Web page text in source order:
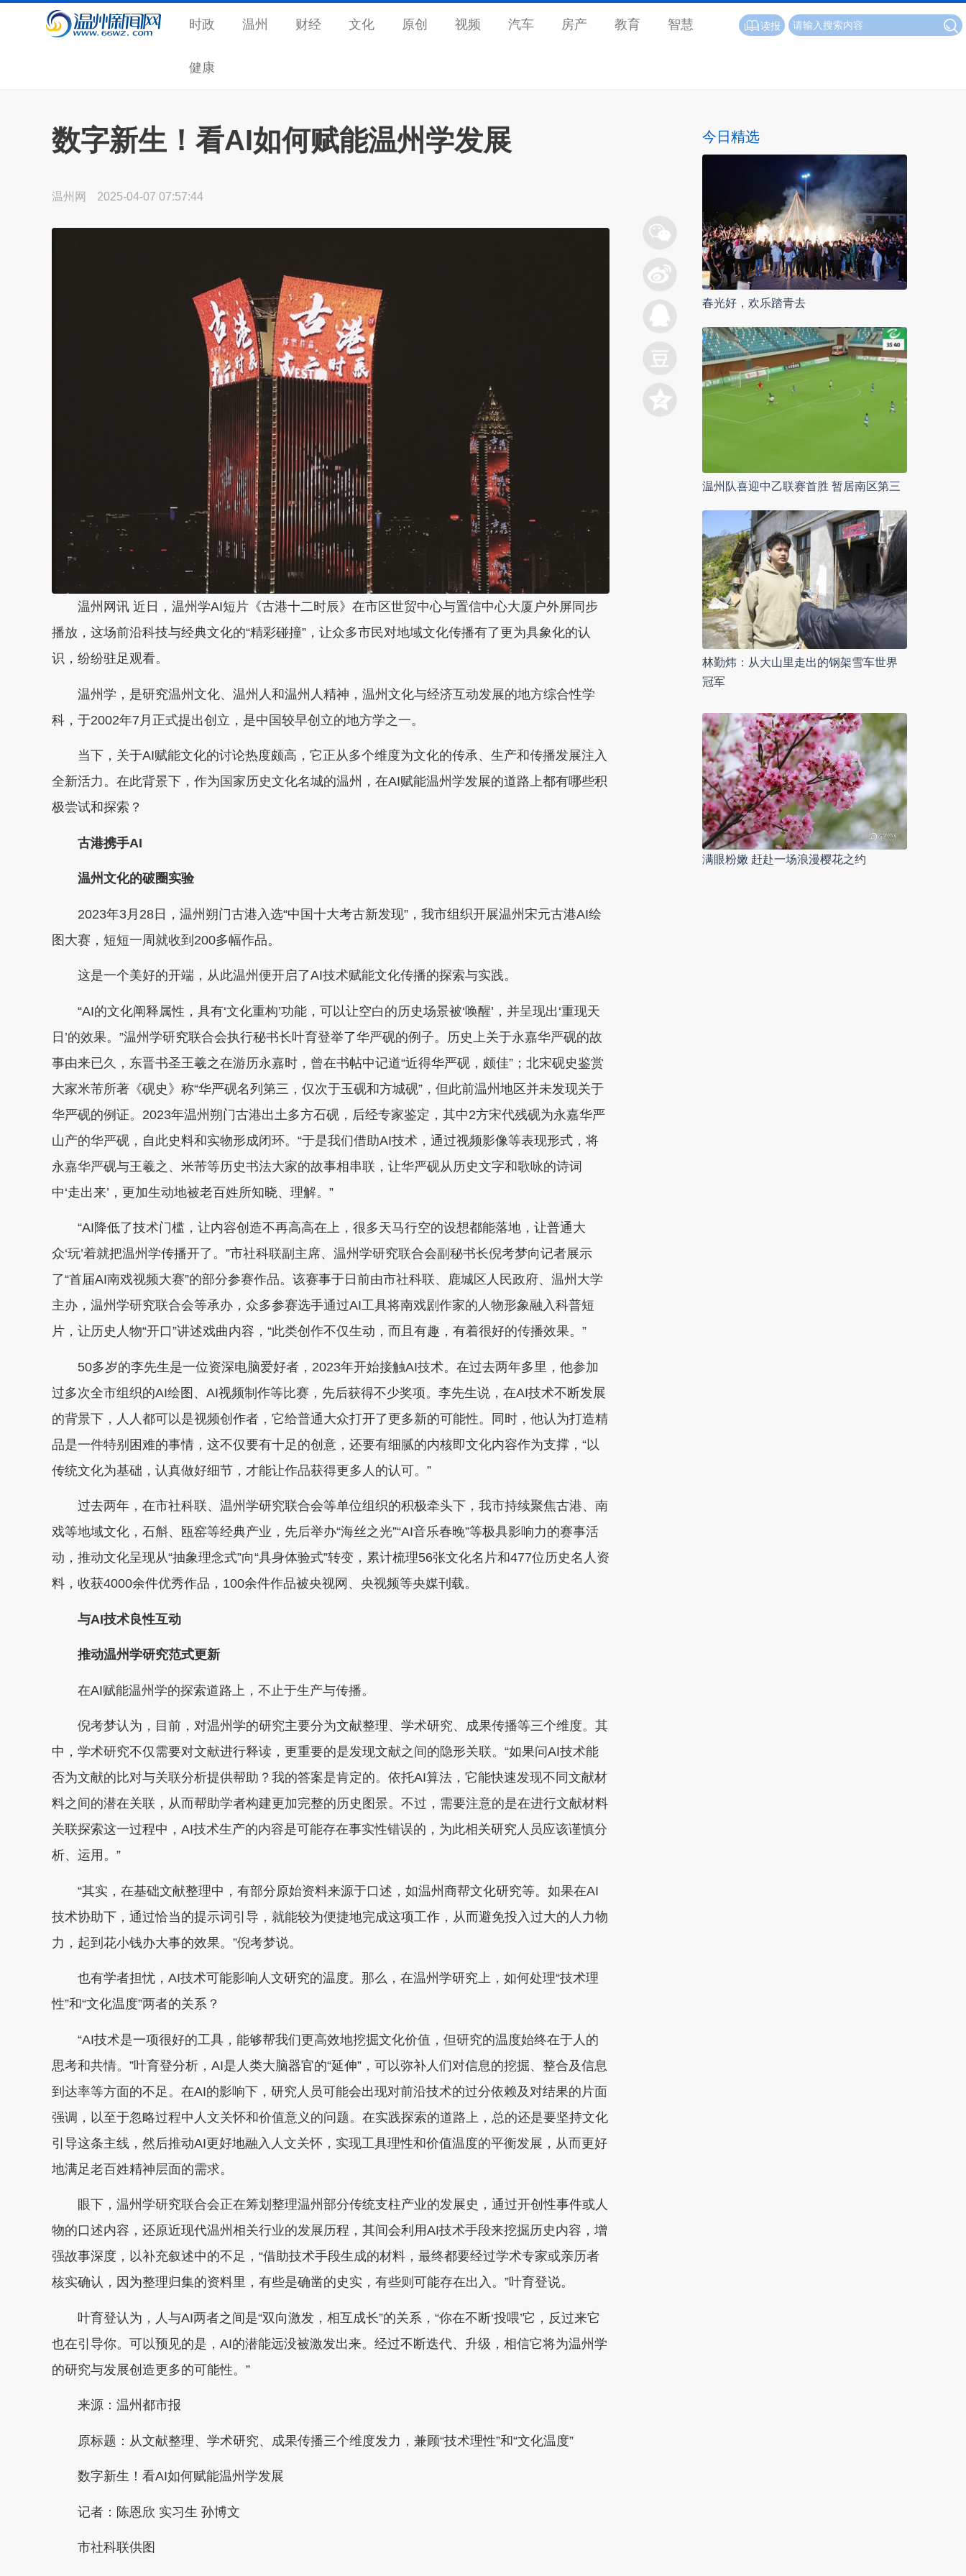
时政 温州 财经 文化 原创 视频 汽车 房产 教育 智慧
健康
读报
数字新生！看AI如何赋能温州学发展
温州网 2025-04-07 07:57:44
温州网讯 近日，温州学AI短片《古港十二时辰》在市区世贸中心与置信中心大厦户外屏同步
播放，这场前沿科技与经典文化的“精彩碰撞”，让众多市民对地域文化传播有了更为具象化的认
识，纷纷驻足观看。
温州学，是研究温州文化、温州人和温州人精神，温州文化与经济互动发展的地方综合性学
科，于2002年7月正式提出创立，是中国较早创立的地方学之一。
当下，关于AI赋能文化的讨论热度颇高，它正从多个维度为文化的传承、生产和传播发展注入
全新活力。在此背景下，作为国家历史文化名城的温州，在AI赋能温州学发展的道路上都有哪些积
极尝试和探索？
古港携手AI
温州文化的破圈实验
2023年3月28日，温州朔门古港入选“中国十大考古新发现”，我市组织开展温州宋元古港AI绘
图大赛，短短一周就收到200多幅作品。
这是一个美好的开端，从此温州便开启了AI技术赋能文化传播的探索与实践。
“AI的文化阐释属性，具有‘文化重构’功能，可以让空白的历史场景被‘唤醒’，并呈现出‘重现天
日’的效果。”温州学研究联合会执行秘书长叶育登举了华严砚的例子。历史上关于永嘉华严砚的故
事由来已久，东晋书圣王羲之在游历永嘉时，曾在书帖中记道“近得华严砚，颇佳”；北宋砚史鉴赏
大家米芾所著《砚史》称“华严砚名列第三，仅次于玉砚和方城砚”，但此前温州地区并未发现关于
华严砚的例证。2023年温州朔门古港出土多方石砚，后经专家鉴定，其中2方宋代残砚为永嘉华严
山产的华严砚，自此史料和实物形成闭环。“于是我们借助AI技术，通过视频影像等表现形式，将
永嘉华严砚与王羲之、米芾等历史书法大家的故事相串联，让华严砚从历史文字和歌咏的诗词
中‘走出来’，更加生动地被老百姓所知晓、理解。”
“AI降低了技术门槛，让内容创造不再高高在上，很多天马行空的设想都能落地，让普通大
众‘玩’着就把温州学传播开了。”市社科联副主席、温州学研究联合会副秘书长倪考梦向记者展示
了“首届AI南戏视频大赛”的部分参赛作品。该赛事于日前由市社科联、鹿城区人民政府、温州大学
主办，温州学研究联合会等承办，众多参赛选手通过AI工具将南戏剧作家的人物形象融入科普短
片，让历史人物“开口”讲述戏曲内容，“此类创作不仅生动，而且有趣，有着很好的传播效果。”
50多岁的李先生是一位资深电脑爱好者，2023年开始接触AI技术。在过去两年多里，他参加
过多次全市组织的AI绘图、AI视频制作等比赛，先后获得不少奖项。李先生说，在AI技术不断发展
的背景下，人人都可以是视频创作者，它给普通大众打开了更多新的可能性。同时，他认为打造精
品是一件特别困难的事情，这不仅要有十足的创意，还要有细腻的内核即文化内容作为支撑，“以
传统文化为基础，认真做好细节，才能让作品获得更多人的认可。”
过去两年，在市社科联、温州学研究联合会等单位组织的积极牵头下，我市持续聚焦古港、南
戏等地域文化，石斛、瓯窑等经典产业，先后举办“海丝之光”“AI音乐春晚”等极具影响力的赛事活
动，推动文化呈现从“抽象理念式”向“具身体验式”转变，累计梳理56张文化名片和477位历史名人资
料，收获4000余件优秀作品，100余件作品被央视网、央视频等央媒刊载。
与AI技术良性互动
推动温州学研究范式更新
在AI赋能温州学的探索道路上，不止于生产与传播。
倪考梦认为，目前，对温州学的研究主要分为文献整理、学术研究、成果传播等三个维度。其
中，学术研究不仅需要对文献进行释读，更重要的是发现文献之间的隐形关联。“如果问AI技术能
否为文献的比对与关联分析提供帮助？我的答案是肯定的。依托AI算法，它能快速发现不同文献材
料之间的潜在关联，从而帮助学者构建更加完整的历史图景。不过，需要注意的是在进行文献材料
关联探索这一过程中，AI技术生产的内容是可能存在事实性错误的，为此相关研究人员应该谨慎分
析、运用。”
“其实，在基础文献整理中，有部分原始资料来源于口述，如温州商帮文化研究等。如果在AI
技术协助下，通过恰当的提示词引导，就能较为便捷地完成这项工作，从而避免投入过大的人力物
力，起到花小钱办大事的效果。”倪考梦说。
也有学者担忧，AI技术可能影响人文研究的温度。那么，在温州学研究上，如何处理“技术理
性”和“文化温度”两者的关系？
“AI技术是一项很好的工具，能够帮我们更高效地挖掘文化价值，但研究的温度始终在于人的
思考和共情。”叶育登分析，AI是人类大脑器官的“延伸”，可以弥补人们对信息的挖掘、整合及信息
到达率等方面的不足。在AI的影响下，研究人员可能会出现对前沿技术的过分依赖及对结果的片面
强调，以至于忽略过程中人文关怀和价值意义的问题。在实践探索的道路上，总的还是要坚持文化
引导这条主线，然后推动AI更好地融入人文关怀，实现工具理性和价值温度的平衡发展，从而更好
地满足老百姓精神层面的需求。
眼下，温州学研究联合会正在筹划整理温州部分传统支柱产业的发展史，通过开创性事件或人
物的口述内容，还原近现代温州相关行业的发展历程，其间会利用AI技术手段来挖掘历史内容，增
强故事深度，以补充叙述中的不足，“借助技术手段生成的材料，最终都要经过学术专家或亲历者
核实确认，因为整理归集的资料里，有些是确凿的史实，有些则可能存在出入。”叶育登说。
叶育登认为，人与AI两者之间是“双向激发，相互成长”的关系，“你在不断‘投喂’它，反过来它
也在引导你。可以预见的是，AI的潜能远没被激发出来。经过不断迭代、升级，相信它将为温州学
的研究与发展创造更多的可能性。”
来源：温州都市报
原标题：从文献整理、学术研究、成果传播三个维度发力，兼顾“技术理性”和“文化温度”
数字新生！看AI如何赋能温州学发展
记者：陈恩欣 实习生 孙博文
市社科联供图
今日精选
春光好，欢乐踏青去
温州队喜迎中乙联赛首胜 暂居南区第三
林勤炜：从大山里走出的钢架雪车世界
冠军
满眼粉嫩 赶赴一场浪漫樱花之约